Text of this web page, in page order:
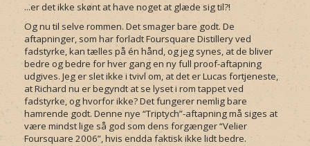
...er det ikke skønt at have noget at glæde sig til?!
Og nu til selve rommen. Det smager bare godt. De
aftapninger, som har forladt Foursquare Distillery ved
fadstyrke, kan tælles på én hånd, og jeg synes, at de bliver
bedre og bedre for hver gang en ny full proof-aftapning
udgives. Jeg er slet ikke i tvivl om, at det er Lucas fortjeneste,
at Richard nu er begyndt at se lyset i rom tappet ved
fadstyrke, og hvorfor ikke? Det fungerer nemlig bare
hamrende godt. Denne nye “Triptych”-aftapning må siges at
være mindst lige så god som dens forgænger “Velier
Foursquare 2006”, hvis endda faktisk ikke lidt bedre.